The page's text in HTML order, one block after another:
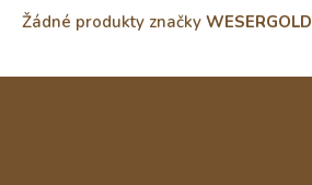
Žádné produkty značky WESERGOLD